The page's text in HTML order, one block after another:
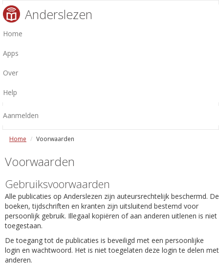
Anderslezen
Home
Apps
Over
Help
Aanmelden
Home Voorwaarden
Voorwaarden
Gebruiksvoorwaarden
Alle publicaties op Anderslezen zijn auteursrechtelijk beschermd. De
boeken, tijdschriften en kranten zijn uitsluitend bestemd voor
persoonlijk gebruik. Illegaal kopiëren of aan anderen uitlenen is niet
toegestaan.
De toegang tot de publicaties is beveiligd met een persoonlijke
login en wachtwoord. Het is niet toegelaten deze login te delen met
anderen.